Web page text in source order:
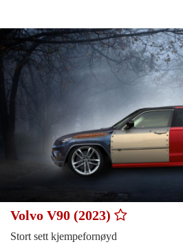
Volvo V90 (2023)
Stort sett kjempefornøyd